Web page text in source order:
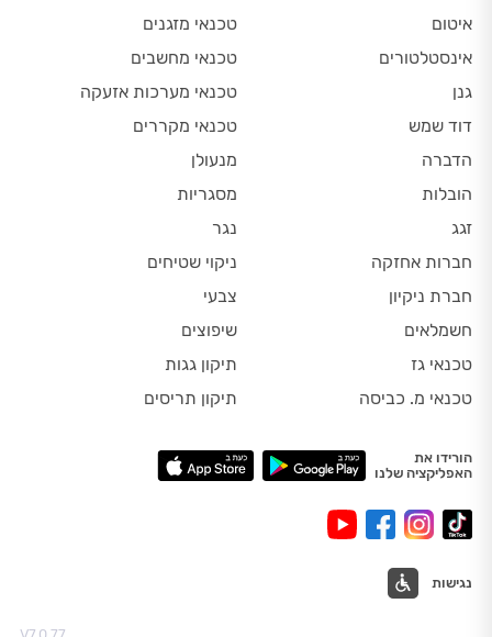
איטום
אינסטלטורים
גנן
דוד שמש
הדברה
הובלות
זגג
חברות אחזקה
חברת ניקיון
חשמלאים
טכנאי גז
טכנאי מ. כביסה
טכנאי מזגנים
טכנאי מחשבים
טכנאי מערכות אזעקה
טכנאי מקררים
מנעולן
מסגריות
נגר
ניקוי שטיחים
צבעי
שיפוצים
תיקון גגות
תיקון תריסים
הורידו את
האפליקציה שלנו
נגישות